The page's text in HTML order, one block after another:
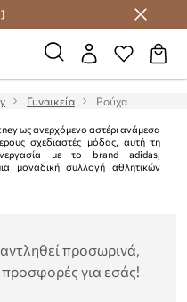
Club
Γυναικεία Ρούχα
ως ανερχόμενο αστέρι ανάμεσα
σχεδιαστές μόδας, αυτή τη
με το brand adidas,
μοναδική συλλογή αθλητικών
προσωρινά,
προσφορές για εσάς!